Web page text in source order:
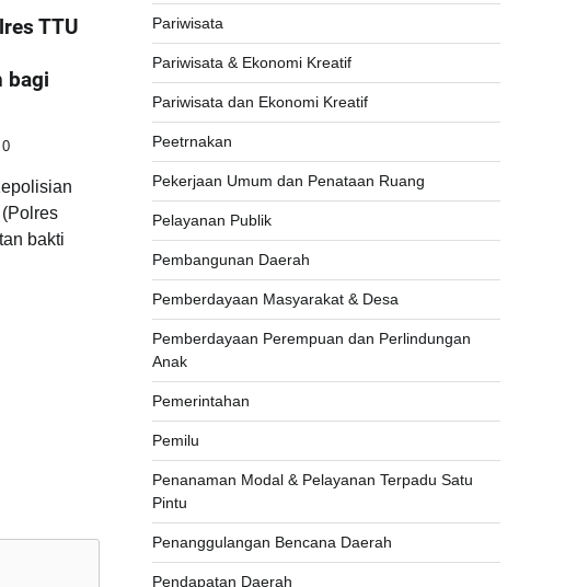
TTU
bagi
0
bakti
Pariwisata
Pariwisata & Ekonomi Kreatif
Pariwisata dan Ekonomi Kreatif
Peetrnakan
Pekerjaan Umum dan Penataan Ruang
Pelayanan Publik
Pembangunan Daerah
Pemberdayaan Masyarakat & Desa
Pemberdayaan Perempuan dan Perlindungan
Anak
Pemerintahan
Pemilu
Penanaman Modal & Pelayanan Terpadu Satu
Pintu
Penanggulangan Bencana Daerah
Pendapatan Daerah